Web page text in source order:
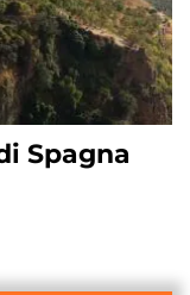
Spagna